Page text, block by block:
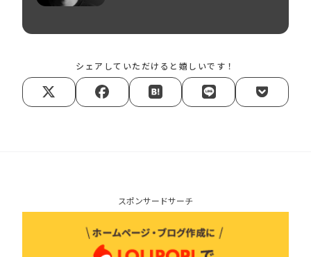
シェアしていただけると嬉しいです！
スポンサードサーチ